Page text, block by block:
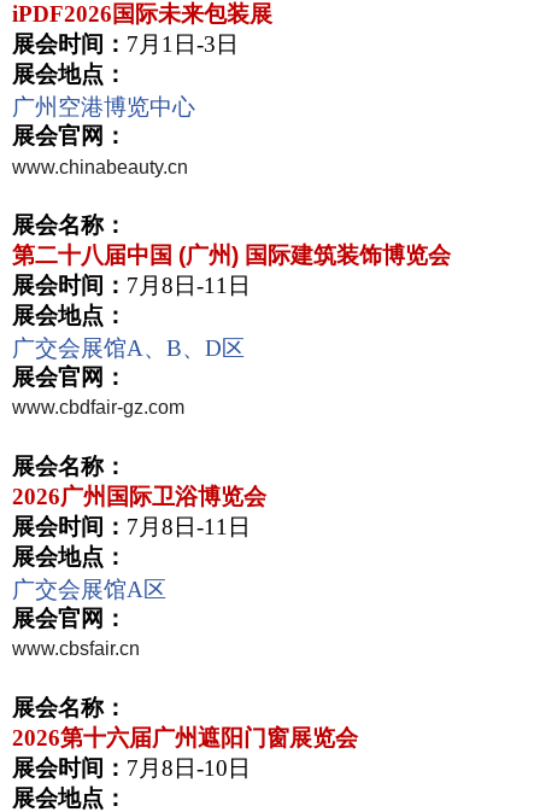
iPDF2026国际未来包装展
展会时间： 7 月 1 日-3 日
展会地点：
广州空港博览中心
展会官网：
www.chinabeauty.cn
展会名称：
第二十八届中国 (广州) 国际建筑装饰博览会
展会时间： 7 月 8 日-11 日
展会地点：
广交会展馆A、B、D 区
展会官网：
www.cbdfair-gz.com
展会名称：
2026广州国际卫浴博览会
展会时间： 7 月 8 日-11 日
展会地点：
广交会展馆A 区
展会官网：
www.cbsfair.cn
展会名称：
2026第十六届广州遮阳门窗展览会
展会时间： 7 月 8 日-10 日
展会地点：